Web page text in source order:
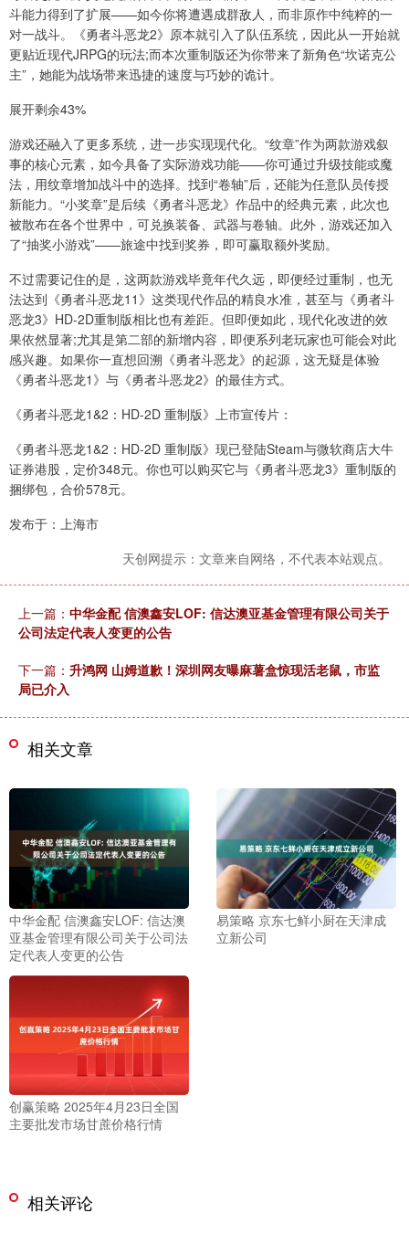
斗能力得到了扩展——如今你将遭遇成群敌人，而非原作中纯粹的一
对一战斗。《勇者斗恶龙2》原本就引入了队伍系统，因此从一开始就
更贴近现代JRPG的玩法;而本次重制版还为你带来了新角色“坎诺克公
主”，她能为战场带来迅捷的速度与巧妙的诡计。
展开剩余43%
游戏还融入了更多系统，进一步实现现代化。“纹章”作为两款游戏叙
事的核心元素，如今具备了实际游戏功能——你可通过升级技能或魔
法，用纹章增加战斗中的选择。找到“卷轴”后，还能为任意队员传授
新能力。“小奖章”是后续《勇者斗恶龙》作品中的经典元素，此次也
被散布在各个世界中，可兑换装备、武器与卷轴。此外，游戏还加入
了“抽奖小游戏”——旅途中找到奖券，即可赢取额外奖励。
不过需要记住的是，这两款游戏毕竟年代久远，即便经过重制，也无
法达到《勇者斗恶龙11》这类现代作品的精良水准，甚至与《勇者斗
恶龙3》HD-2D重制版相比也有差距。但即便如此，现代化改进的效
果依然显著;尤其是第二部的新增内容，即便系列老玩家也可能会对此
感兴趣。如果你一直想回溯《勇者斗恶龙》的起源，这无疑是体验
《勇者斗恶龙1》与《勇者斗恶龙2》的最佳方式。
《勇者斗恶龙1&2：HD-2D 重制版》上市宣传片：
《勇者斗恶龙1&2：HD-2D 重制版》现已登陆Steam与微软商店大牛
证券港股，定价348元。你也可以购买它与《勇者斗恶龙3》重制版的
捆绑包，合价578元。
发布于：上海市
天创网提示：文章来自网络，不代表本站观点。
上一篇： 中华金配 信澳鑫安LOF: 信达澳亚基金管理有限公司关于
公司法定代表人变更的公告
下一篇： 升鸿网 山姆道歉！深圳网友曝麻薯盒惊现活老鼠，市监
局已介入
相关文章
中华金配 信澳鑫安LOF: 信达澳
亚基金管理有限公司关于公司法
定代表人变更的公告
易策略 京东七鲜小厨在天津成
立新公司
创赢策略 2025年4月23日全国
主要批发市场甘蔗价格行情
相关评论